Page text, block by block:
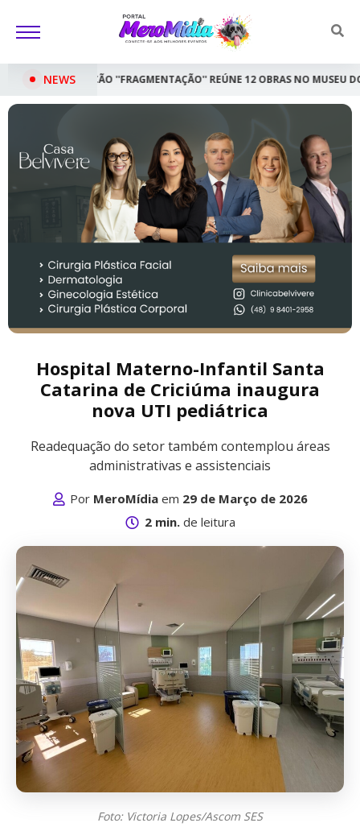
NEWS REÚNE 12 OBRAS NO MUSEU DO CARVÃO EM
Hospital Materno-Infantil Santa
Catarina de Criciúma inaugura
nova UTI pediátrica
Readequação do setor também contemplou áreas
administrativas e assistenciais
Por MeroMídiaem 29 de Março de 2026
2 min.de leitura
Foto: Victoria Lopes/Ascom SES